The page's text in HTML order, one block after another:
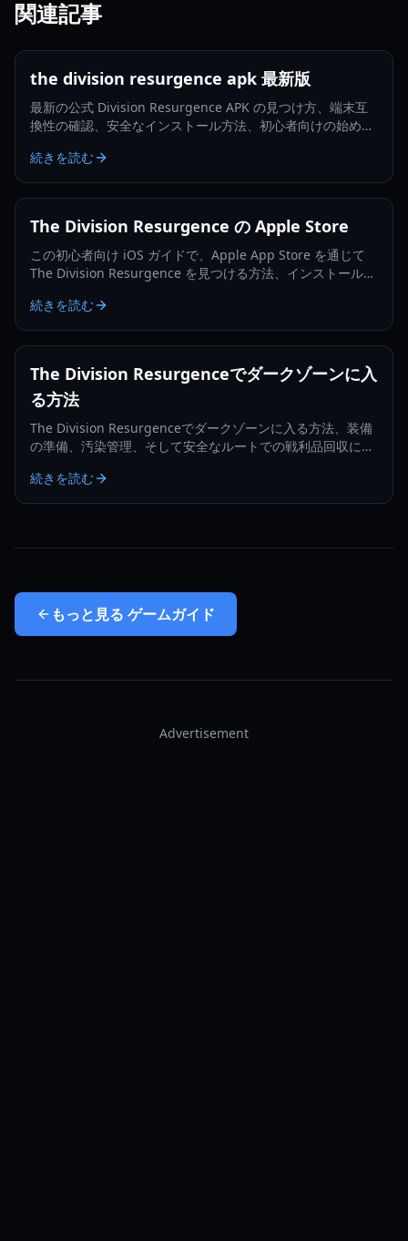
関連記事
the division resurgence apk 最新版
最新の公式 Division Resurgence APK の見つけ方、端末互
換性の確認、安全なインストール方法、初心者向けの始め方
続きを読む
The Division Resurgence の Apple Store
この初心者向け iOS ガイドで、Apple App Store を通じて
The Division Resurgence を見つける方法、インストール、
続きを読む
The Division Resurgenceでダークゾーンに入
る方法
The Division Resurgenceでダークゾーンに入る方法、装備
の準備、汚染管理、そして安全なルートでの戦利品回収につ
続きを読む
もっと見る ゲームガイド
Advertisement